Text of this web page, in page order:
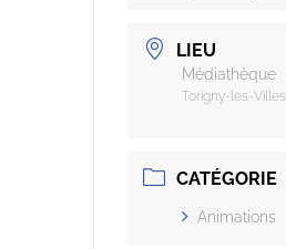
LIEU
Médiathèque
Torigny-les-Villes
CATÉGORIE
Animations